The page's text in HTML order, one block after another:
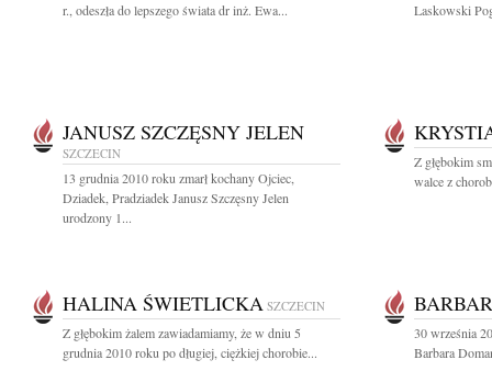
r., odeszła do lepszego świata dr inż. Ewa...
Laskowski
JANUSZ SZCZĘSNY JELEN
SZCZECIN
13 grudnia 2010 roku zmarł kochany Ojciec,
Dziadek, Pradziadek Janusz Szczęsny Jelen
urodzony 1...
Z głębokim
walce z
HALINA ŚWIETLICKA SZCZECIN
Z głębokim żalem zawiadamiamy, że w dniu 5
grudnia 2010 roku po długiej, ciężkiej chorobie...
30 września
Barbara